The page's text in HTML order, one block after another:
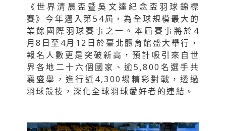
《世界清晨盃暨吳文達紀念盃羽球錦標
賽》今年邁入第54屆，為全球規模最大的
業餘國際羽球賽事之一。本屆賽事將於4
月8日至4月12日於臺北體育館盛大舉行，
報名人數更是突破新高，預計吸引來自世
界各地二十六個國家、逾5,800名選手共
襄盛舉，進行近4,300場精彩對戰，透過
羽球競技，深化全球羽球愛好者的連結。